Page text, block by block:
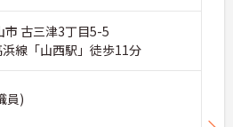
市 古三津3丁目5-5
線「山西駅」徒歩11分
員)